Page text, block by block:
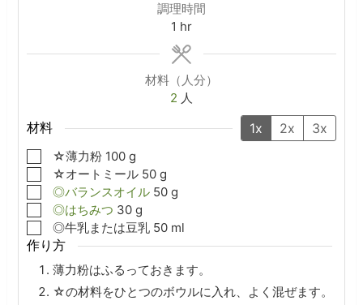
調理時間
1 hour
hr
材料（人分）
2 人
材料 1x 2x 3x
▢
☆薄力粉 100 g
▢
☆オートミール 50 g
▢
◎バランスオイル 50 g
▢
◎はちみつ 30 g
▢
◎牛乳または豆乳 50 ml
作り方
薄力粉はふるっておきます。
☆の材料をひとつのボウルに入れ、よく混ぜます。